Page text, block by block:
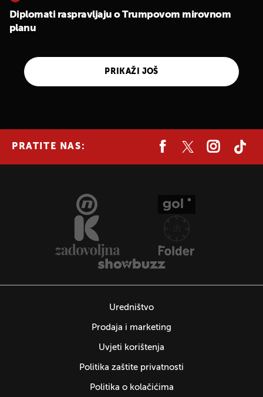
Diplomati raspravljaju o Trumpovom mirovnom
planu
PRIKAŽI JOŠ
PRATITE NAS:
Uredništvo
Prodaja i marketing
Uvjeti korištenja
Politika zaštite privatnosti
Politika o kolačićima